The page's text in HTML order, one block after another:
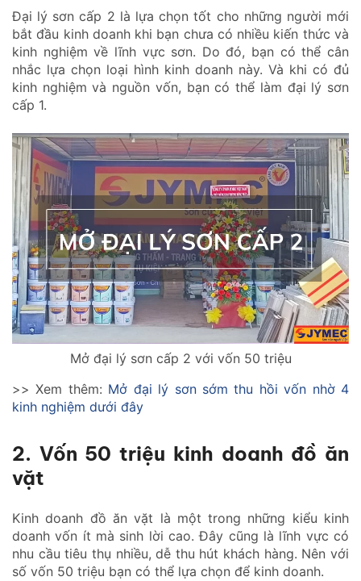
Đại lý sơn cấp 2 là lựa chọn tốt cho những người mới
bắt đầu kinh doanh khi bạn chưa có nhiều kiến thức và
kinh nghiệm về lĩnh vực sơn. Do đó, bạn có thể cân
nhắc lựa chọn loại hình kinh doanh này. Và khi có đủ
kinh nghiệm và nguồn vốn, bạn có thể làm đại lý sơn
cấp 1.
Mở đại lý sơn cấp 2 với vốn 50 triệu
>> Xem thêm: Mở đại lý sơn sớm thu hồi vốn nhờ 4
kinh nghiệm dưới đây
2. Vốn 50 triệu kinh doanh đồ ăn
vặt
Kinh doanh đồ ăn vặt là một trong những kiểu kinh
doanh vốn ít mà sinh lời cao. Đây cũng là lĩnh vực có
nhu cầu tiêu thụ nhiều, dễ thu hút khách hàng. Nên với
số vốn 50 triệu bạn có thể lựa chọn để kinh doanh.